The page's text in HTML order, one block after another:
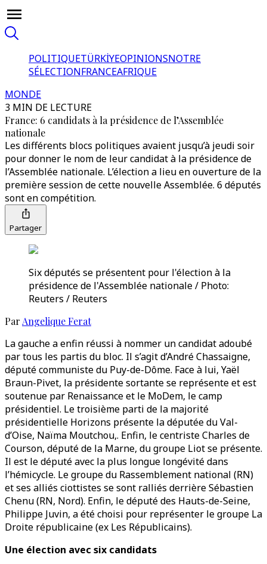
POLITIQUETÜRKİYEOPINIONSNOTRE
SÉLECTIONFRANCEAFRIQUE
MONDE
3 MIN DE LECTURE
France: 6 candidats à la présidence de l’Assemblée
nationale
Les différents blocs politiques avaient jusqu’à jeudi soir
pour donner le nom de leur candidat à la présidence de
l’Assemblée nationale. L’élection a lieu en ouverture de la
première session de cette nouvelle Assemblée. 6 députés
sont en compétition.
Partager
Six députés se présentent pour l'élection à la
présidence de l'Assemblée nationale / Photo:
Reuters / Reuters
Par Angelique Ferat
La gauche a enfin réussi à nommer un candidat adoubé
par tous les partis du bloc. Il s’agit d’André Chassaigne,
député communiste du Puy-de-Dôme. Face à lui, Yaël
Braun-Pivet, la présidente sortante se représente et est
soutenue par Renaissance et le MoDem, le camp
présidentiel. Le troisième parti de la majorité
présidentielle Horizons présente la députée du Val-
d’Oise, Naïma Moutchou,. Enfin, le centriste Charles de
Courson, député de la Marne, du groupe Liot se présente.
Il est le député avec la plus longue longévité dans
l’hémicycle. Le groupe du Rassemblement national (RN)
et ses alliés ciottistes se sont ralliés derrière Sébastien
Chenu (RN, Nord). Enfin, le député des Hauts-de-Seine,
Philippe Juvin, a été choisi pour représenter le groupe La
Droite républicaine (ex Les Républicains).
Une élection avec six candidats